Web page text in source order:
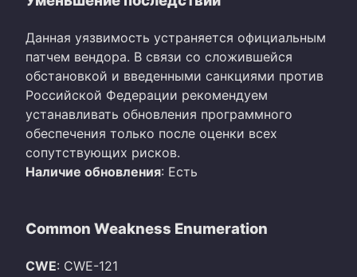
Данная уязвимость устраняется официальным
патчем вендора. В связи со сложившейся
обстановкой и введенными санкциями против
Российской Федерации рекомендуем
устанавливать обновления программного
обеспечения только после оценки всех
сопутствующих рисков.
Наличие обновления: Есть
Common Weakness Enumeration
CWE: CWE-121